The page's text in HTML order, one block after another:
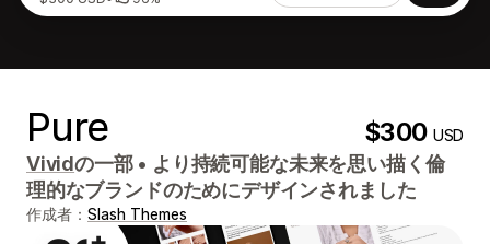
Pure $300USD
Vividの一部 • より持続可能な未来を思い描く倫
理的なブランドのためにデザインされました
作成者： Slash Themes